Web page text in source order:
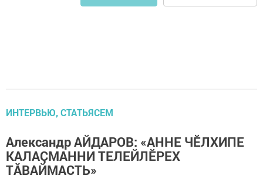
ИНТЕРВЬЮ, СТАТЬЯСЕМ
Александр АЙДАРОВ: «АННЕ ЧӖЛХИПЕ
КАЛАÇМАННИ ТЕЛЕЙЛӖРЕХ
ТĂВАЙМАСТЬ»